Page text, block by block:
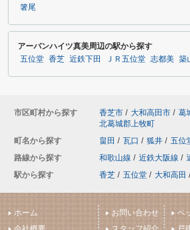
箸尾
アーバンハイツ真美周辺の駅から探す
五位堂 香芝 近鉄下田 ＪＲ五位堂 志都美 築
市区町村から探す 香芝市 / 大和高田市 / 葛
北葛城郡上牧町
町名から探す
畠田 / 瓦口 / 狐井 / 五位
路線から探す
和歌山線 / 近鉄大阪線 /
駅から探す
香芝 / 五位堂 / 大和高田
ホーム
お問い合わせ
ペ